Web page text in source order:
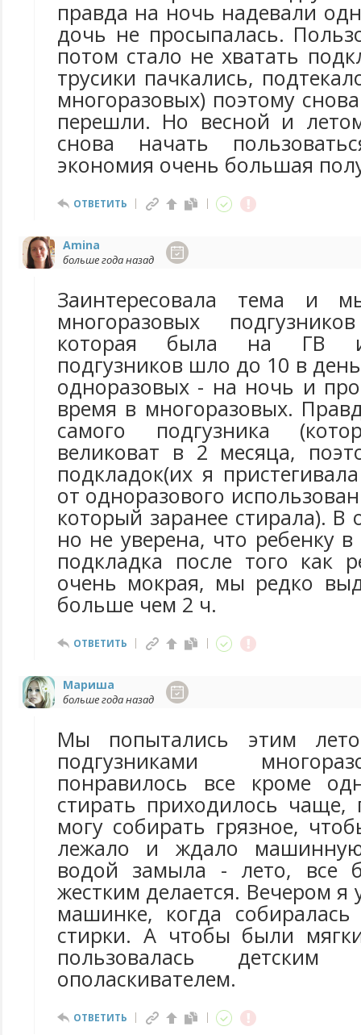
правда на ночь надевали
дочь не просыпалась.
потом стало не хватать
трусики пачкались,
многоразовых) поэтому
перешли. Но весной и
снова начать
экономия очень большая
ОТВЕТИТЬ
Amina
больше года назад
Заинтересовала тема и
многоразовых
которая была на ГВ и
подгузников шло до 10 в
одноразовых - на ночь и
время в многоразовых.
самого подгузника
великоват в 2 месяца,
подкладок(их я
от одноразового
который заранее стирала).
но не уверена, что ребенку
подкладка после того как
очень мокрая, мы редко
больше чем 2 ч.
ОТВЕТИТЬ
Мариша
больше года назад
Мы попытались этим
подгузниками
понравилось все кроме
стирать приходилось
могу собирать грязное,
лежало и ждало
водой замыла - лето, все
жестким делается. Вечером я
машинке, когда
стирки. А чтобы были
пользовалась детским
ополаскивателем.
ОТВЕТИТЬ